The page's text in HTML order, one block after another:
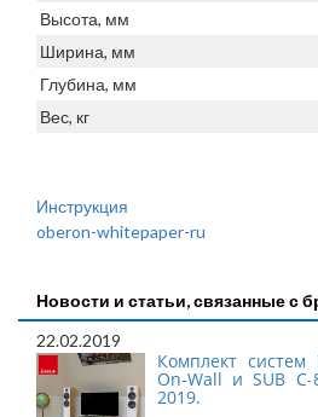
Высота, мм
Ширина, мм
Глубина, мм
Вес, кг
Инструкция
oberon-whitepaper-ru
Новости и статьи, связанные с
22.02.2019
Комплект
On-Wall и SUB C-
2019.